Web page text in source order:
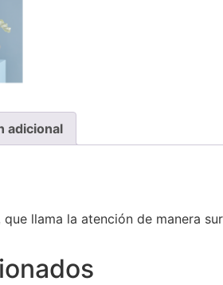
adicional
llama la atención de manera